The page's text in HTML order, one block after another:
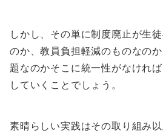
しかし、その単に制度廃止が生
のか、教員負担軽減のものなの
題なのかそこに統一性がなけれ
していくことでしょう。
素晴らしい実践はその取り組み